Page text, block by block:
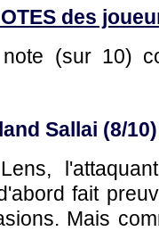
des
(sur 10)
Sallai (8/10)
fait
Mais